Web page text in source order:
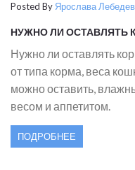
Posted By Ярослава
НУЖНО ЛИ ОСТАВЛЯТЬ
Нужно ли оставлять
от типа корма, веса
можно оставить,
весом и аппетитом.
ПОДРОБНЕЕ